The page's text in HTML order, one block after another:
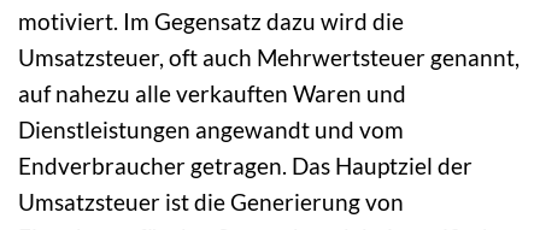
motiviert. Im Gegensatz dazu wird die
Umsatzsteuer, oft auch Mehrwertsteuer genannt,
auf nahezu alle verkauften Waren und
Dienstleistungen angewandt und vom
Endverbraucher getragen. Das Hauptziel der
Umsatzsteuer ist die Generierung von